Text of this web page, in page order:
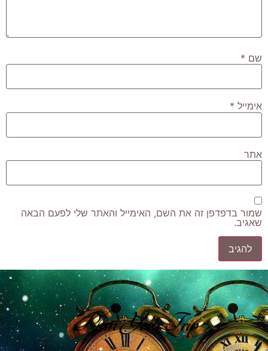
שם *
אימייל *
אתר
שמור בדפדפן זה את השם, האימייל והאתר שלי לפעם הבאה
שאגיב.
Plan Your Trip